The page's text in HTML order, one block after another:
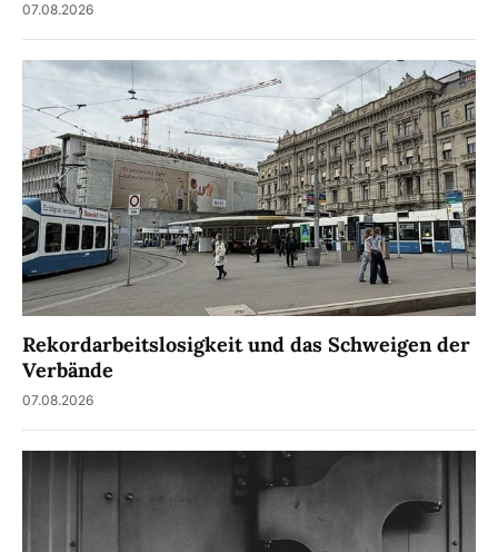
07.08.2026
Rekordarbeitslosigkeit und das Schweigen der
Verbände
07.08.2026